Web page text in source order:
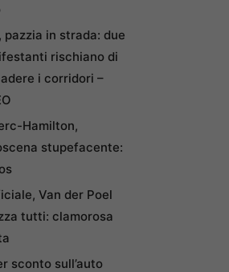
pazzia in strada: due
rischiano di
i corridori –
Hamilton,
stupefacente:
Van der Poel
tutti: clamorosa
sconto sull’auto